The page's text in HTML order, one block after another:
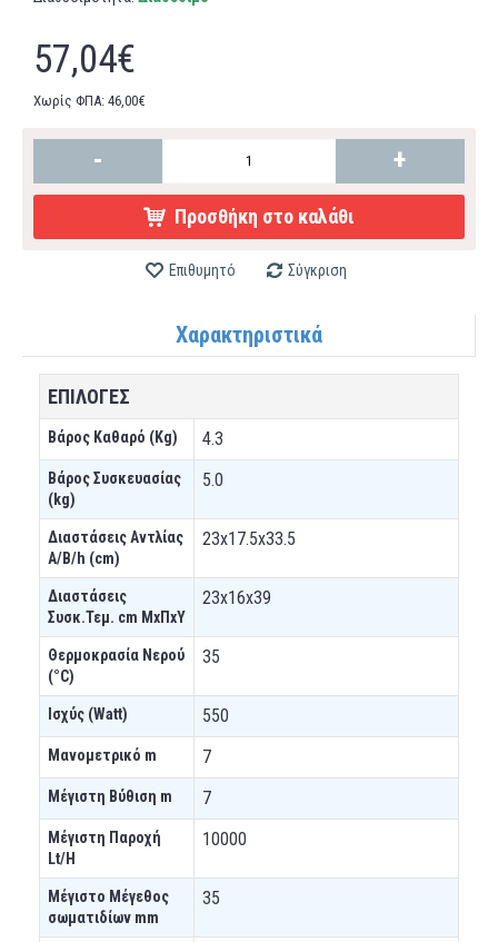
57,04€
Χωρίς ΦΠΑ: 46,00€
- +
Προσθήκη στο καλάθι
Επιθυμητό Σύγκριση
Χαρακτηριστικά
ΕΠΙΛΟΓΕΣ
Βάρος Καθαρό (Kg) 4.3
Βάρος Συσκευασίας
(kg)
5.0
Διαστάσεις Αντλίας
A/B/h (cm)
23x17.5x33.5
Διαστάσεις
Συσκ.Τεμ. cm ΜxΠxΥ
23x16x39
Θερμοκρασία Νερού
(°C)
35
Ισχύς (Watt) 550
Μανομετρικό m 7
Μέγιστη Βύθιση m 7
Μέγιστη Παροχή
Lt/H
10000
Μέγιστο Μέγεθος
σωματιδίων mm
35